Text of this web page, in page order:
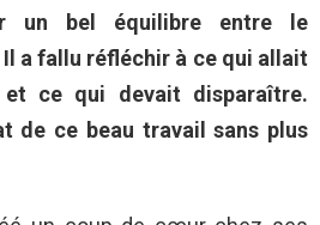
un bel équilibre entre le
Il a fallu réfléchir à ce qui allait
ce qui devait disparaître.
de ce beau travail sans plus